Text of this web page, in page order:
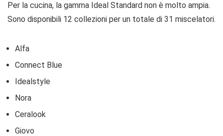
Per la cucina, la gamma Ideal Standard non è molto ampia.
Sono disponibili 12 collezioni per un totale di 31 miscelatori.
Alfa
Connect Blue
Idealstyle
Nora
Ceralook
Giovo